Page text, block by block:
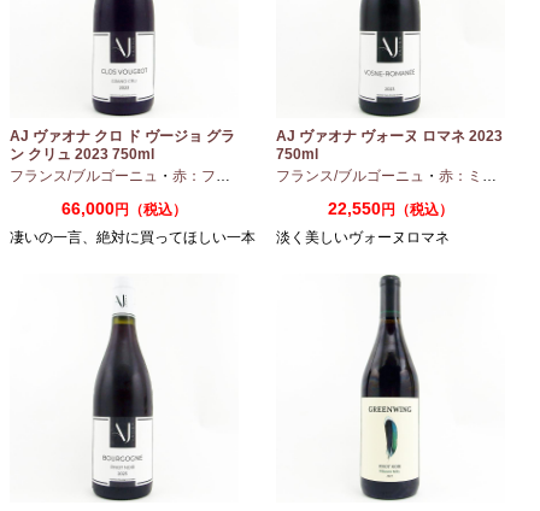
AJ ヴァオナ クロ ド ヴージョ グラ
ン クリュ 2023 750ml
フランス/ブルゴーニュ ・ 赤：フルボディ ・ピノノワール
66,000円（税込）
凄いの一言、絶対に買ってほしい一本
AJ ヴァオナ ヴォーヌ ロマネ 2023
750ml
フランス/ブルゴーニュ ・ 赤：ミディアムボディ
22,550円（税込）
淡く美しいヴォーヌロマネ